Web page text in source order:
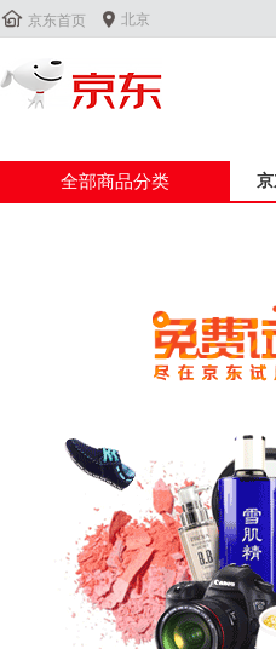
 京东首页  北京
全部商品分类